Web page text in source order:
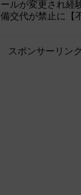
ールが変更され経
備交代が禁止に【
スポンサーリンク